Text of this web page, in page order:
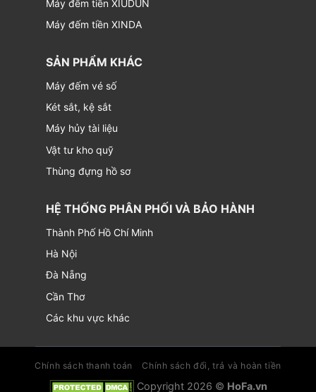
Máy đếm tiền XIUDUN
Máy đếm tiền XINDA
SẢN PHẨM KHÁC
Máy đếm vé số
Két sắt, kệ sắt
Máy hủy tài liệu
Vật tư kho quỹ
Thùng đựng hồ sơ
HỆ THỐNG PHÂN PHỐI VÀ BẢO HÀNH
Thành Phố Hồ Chí Minh
Hà Nội
Đà Nẵng
Cần Thơ
Các khu vực khác
Chính sách thanh toán Chính sách đổi, trả và hoàn tiền
Copyright 2026 © HoFa.vn